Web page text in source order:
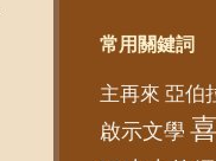
常用關鍵詞
主再來 亞伯
啟示文學